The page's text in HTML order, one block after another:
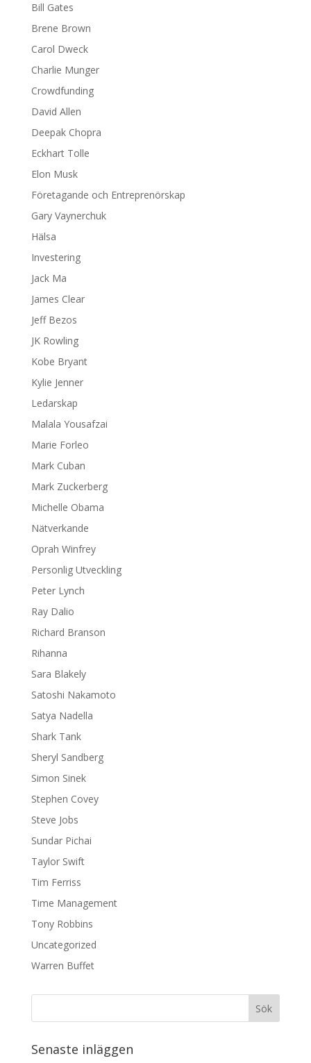
Bill Gates
Brene Brown
Carol Dweck
Charlie Munger
Crowdfunding
David Allen
Deepak Chopra
Eckhart Tolle
Elon Musk
Företagande och Entreprenörskap
Gary Vaynerchuk
Hälsa
Investering
Jack Ma
James Clear
Jeff Bezos
JK Rowling
Kobe Bryant
Kylie Jenner
Ledarskap
Malala Yousafzai
Marie Forleo
Mark Cuban
Mark Zuckerberg
Michelle Obama
Nätverkande
Oprah Winfrey
Personlig Utveckling
Peter Lynch
Ray Dalio
Richard Branson
Rihanna
Sara Blakely
Satoshi Nakamoto
Satya Nadella
Shark Tank
Sheryl Sandberg
Simon Sinek
Stephen Covey
Steve Jobs
Sundar Pichai
Taylor Swift
Tim Ferriss
Time Management
Tony Robbins
Uncategorized
Warren Buffet
Senaste inläggen